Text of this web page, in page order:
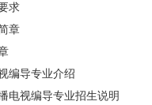
求
章
编导专业介绍
电视编导专业招生说明